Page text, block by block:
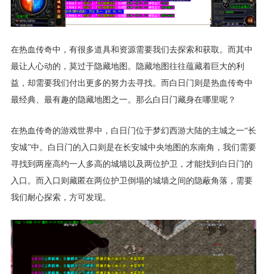
在热血传奇中，有很多道具和资源需要我们去探索和获取。而其中
最让人心动的，莫过于隐藏地图。隐藏地图往往蕴藏着巨大的利
益，却需要我们付出更多的努力去寻找。而白日门则是热血传奇中
最经典、最有趣的隐藏地图之一。那么白日门藏身在哪里呢？
在热血传奇的游戏世界中，白日门位于梦幻西游大陆的主城之一“长
安城”中。白日门的入口则是在长安城中央地图的东南角，我们需要
寻找到两座高约一人多高的城墙以及两位护卫，才能找到白日门的
入口。而入口则藏匿在两位护卫倒塌的城墙之间的隐蔽角落，需要
我们耐心探索，方可发现。